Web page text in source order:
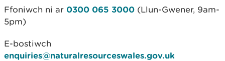
Ffoniwch ni ar 0300 065 3000 (Llun-Gwener, 9am-
5pm)
E-bostiwch
enquiries@naturalresourceswales.gov.uk